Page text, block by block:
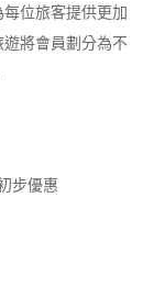
位旅客提供更加
將會員劃分為不
步優惠